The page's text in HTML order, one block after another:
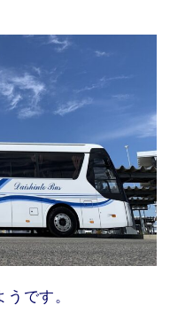
うです。